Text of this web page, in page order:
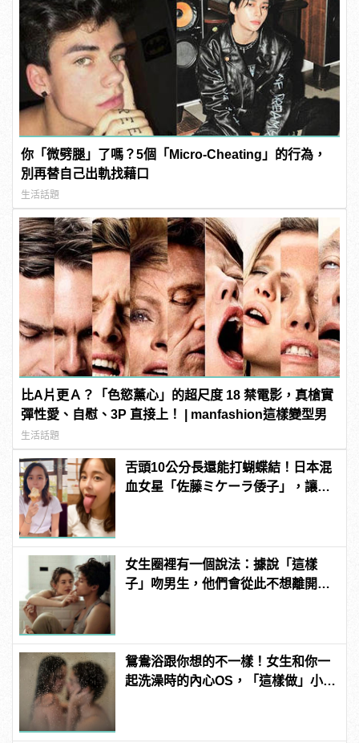
你「微劈腿」了嗎？5個「Micro-Cheating」的行為，
別再替自己出軌找藉口
生活話題
比A片更Ａ？「色慾薰心」的超尺度 18 禁電影，真槍實
彈性愛、自慰、3P 直接上！ | manfashion這樣變型男
生活話題
舌頭10公分長還能打蝴蝶結！日本混
血女星「佐藤ミケーラ倭子」，讓人
女生圈裡有一個說法：據說「這樣
子」吻男生，他們會從此不想離開自
鴛鴦浴跟你想的不一樣！女生和你一
起洗澡時的內心OS，「這樣做」小心